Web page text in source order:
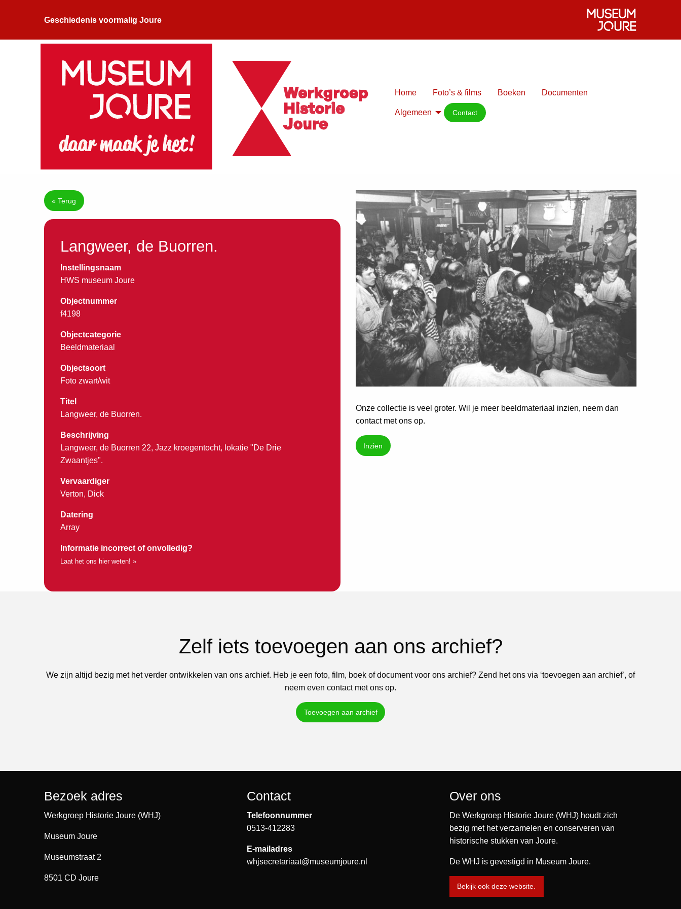
Geschiedenis voormalig Joure
Home Foto’s & films Boeken Documenten
Algemeen Contact
« Terug
Langweer, de Buorren.
Instellingsnaam
HWS museum Joure
Objectnummer
f4198
Objectcategorie
Beeldmateriaal
Objectsoort
Foto zwart/wit
Titel
Langweer, de Buorren.
Beschrijving
Langweer, de Buorren 22, Jazz kroegentocht, lokatie "De Drie
Zwaantjes".
Vervaardiger
Verton, Dick
Datering
Array
Informatie incorrect of onvolledig?
Laat het ons hier weten! »
Onze collectie is veel groter. Wil je meer beeldmateriaal inzien, neem dan
contact met ons op.
Inzien
Zelf iets toevoegen aan ons archief?
We zijn altijd bezig met het verder ontwikkelen van ons archief. Heb je een foto, film, boek of document voor ons archief? Zend het ons via ‘toevoegen aan archief’, of
neem even contact met ons op.
Toevoegen aan archief
Bezoek adres
Werkgroep Historie Joure (WHJ)
Museum Joure
Museumstraat 2
8501 CD Joure
Contact
Telefoonnummer
0513-412283
E-mailadres
whjsecretariaat@museumjoure.nl
Over ons
De Werkgroep Historie Joure (WHJ) houdt zich
bezig met het verzamelen en conserveren van
historische stukken van Joure.
De WHJ is gevestigd in Museum Joure.
Bekijk ook deze website.